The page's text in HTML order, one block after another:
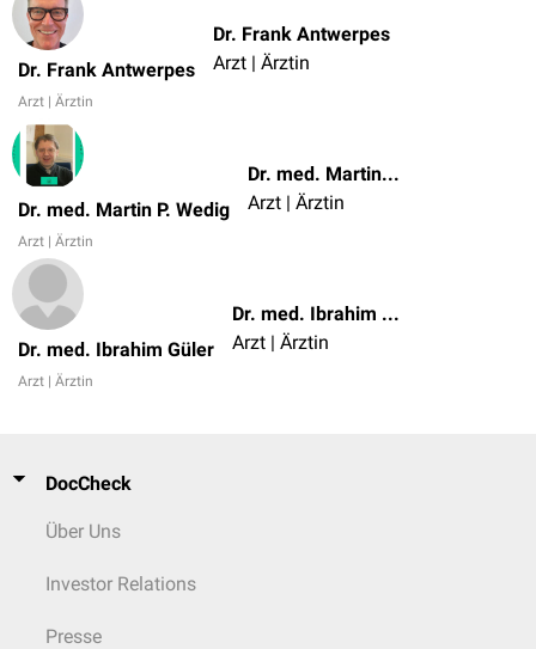
Dr. Frank Antwerpes
Arzt | Ärztin
Dr. Frank Antwerpes
Arzt | Ärztin
Dr. med. Martin P. Wedig
Arzt | Ärztin
Dr. med. Martin P. Wedig
Arzt | Ärztin
Dr. med. Ibrahim Güler
Arzt | Ärztin
Dr. med. Ibrahim Güler
Arzt | Ärztin
DocCheck
Über Uns
Investor Relations
Presse